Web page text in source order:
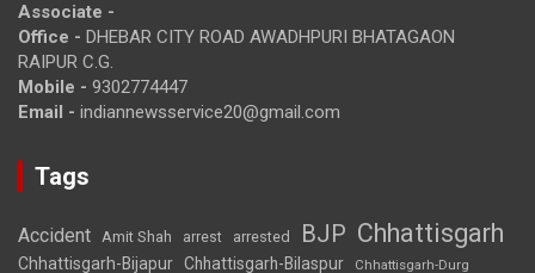
Associate -
Office - DHEBAR CITY ROAD AWADHPURI BHATAGAON
RAIPUR C.G.
Mobile - 9302774447
Email - indiannewsservice20@gmail.com
Tags
Accident Amit Shah arrest arrested BJP Chhattisgarh
Chhattisgarh-Bijapur Chhattisgarh-Bilaspur Chhattisgarh-Durg